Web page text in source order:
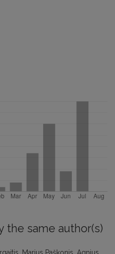
the same author(s)